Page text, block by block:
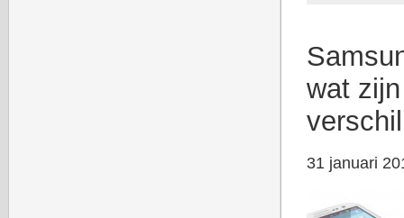
wat
31 januari